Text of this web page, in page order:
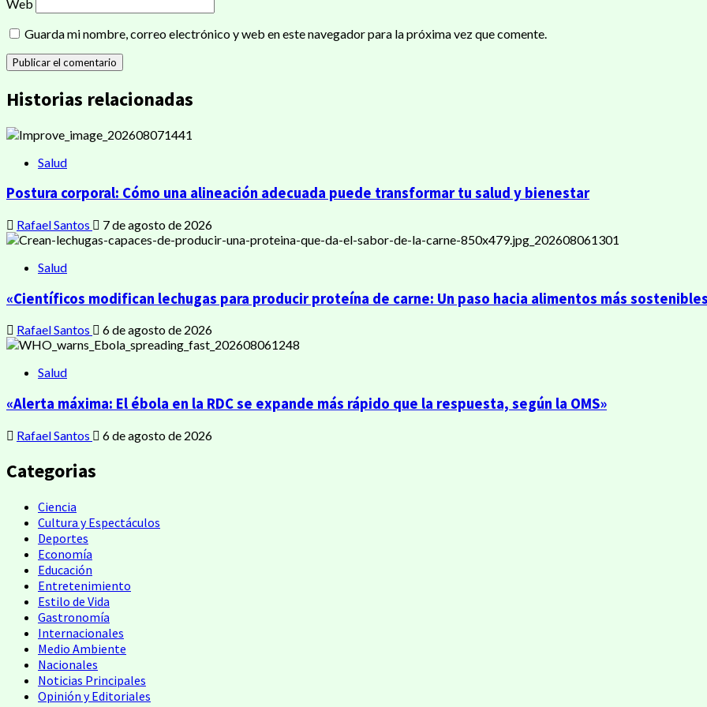
Web
Guarda mi nombre, correo electrónico y web en este navegador para la próxima vez que comente.
Historias relacionadas
Salud
Postura corporal: Cómo una alineación adecuada puede transformar tu salud y bienestar
Rafael Santos 7 de agosto de 2026
Salud
«Científicos modifican lechugas para producir proteína de carne: Un paso hacia alimentos más
Rafael Santos 6 de agosto de 2026
Salud
«Alerta máxima: El ébola en la RDC se expande más rápido que la respuesta, según la OMS»
Rafael Santos 6 de agosto de 2026
Categorias
Ciencia
Cultura y Espectáculos
Deportes
Economía
Educación
Entretenimiento
Estilo de Vida
Gastronomía
Internacionales
Medio Ambiente
Nacionales
Noticias Principales
Opinión y Editoriales